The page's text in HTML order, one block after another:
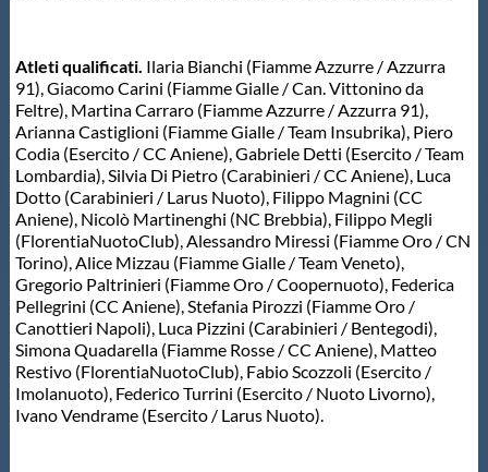
Archivio News
Flash News
Galleria fotografica
Videogallery
Intranet
Webmail
Atleti qualificati. Ilaria Bianchi (Fiamme Azzurre / Azzurra
91), Giacomo Carini (Fiamme Gialle / Can. Vittonino da
Feltre), Martina Carraro (Fiamme Azzurre / Azzurra 91),
Arianna Castiglioni (Fiamme Gialle / Team Insubrika), Piero
Codia (Esercito / CC Aniene), Gabriele Detti (Esercito / Team
Lombardia), Silvia Di Pietro (Carabinieri / CC Aniene), Luca
Dotto (Carabinieri / Larus Nuoto), Filippo Magnini (CC
Aniene), Nicolò Martinenghi (NC Brebbia), Filippo Megli
(FlorentiaNuotoClub), Alessandro Miressi (Fiamme Oro / CN
Torino), Alice Mizzau (Fiamme Gialle / Team Veneto),
Gregorio Paltrinieri (Fiamme Oro / Coopernuoto), Federica
Pellegrini (CC Aniene), Stefania Pirozzi (Fiamme Oro /
Canottieri Napoli), Luca Pizzini (Carabinieri / Bentegodi),
Simona Quadarella (Fiamme Rosse / CC Aniene), Matteo
Restivo (FlorentiaNuotoClub), Fabio Scozzoli (Esercito /
Imolanuoto), Federico Turrini (Esercito / Nuoto Livorno),
Ivano Vendrame (Esercito / Larus Nuoto).